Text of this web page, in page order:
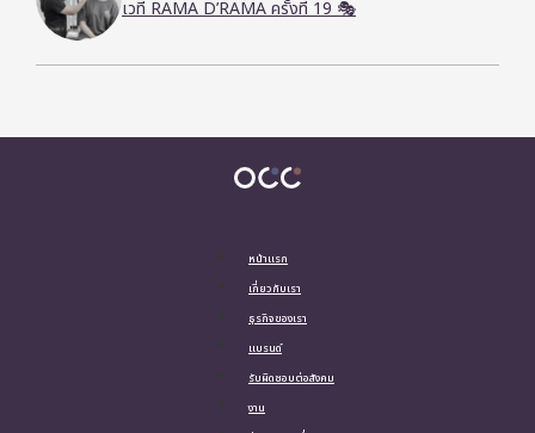
เวที RAMA D’RAMA ครั้งที่ 19 🎭
หน้าแรก
เกี่ยวกับเรา
ธุรกิจของเรา
แบรนด์
รับผิดชอบต่อสังคม
งาน